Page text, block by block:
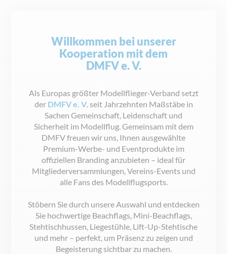
Willkommen bei unserer
Kooperation mit dem
DMFV e. V.
Als Europas größter Modellflieger-Verband setzt
der DMFV e. V. seit Jahrzehnten Maßstäbe in
Sachen Gemeinschaft, Leidenschaft und
Sicherheit im Modellflug. Gemeinsam mit dem
DMFV freuen wir uns, Ihnen ausgewählte
Premium-Werbe- und Eventprodukte im
offiziellen Branding anzubieten – ideal für
Mitgliederversammlungen, Vereins-Events und
alle Fans des Modellflugsports.
Stöbern Sie durch unsere Auswahl und entdecken
Sie hochwertige Beachflags, Mini-Beachflags,
Stehtischhussen, Liegestühle, Lift-Up-Stehtische
und mehr – perfekt, um Präsenz zu zeigen und
Begeisterung sichtbar zu machen.